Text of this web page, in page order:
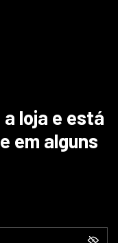
loja e está
em alguns